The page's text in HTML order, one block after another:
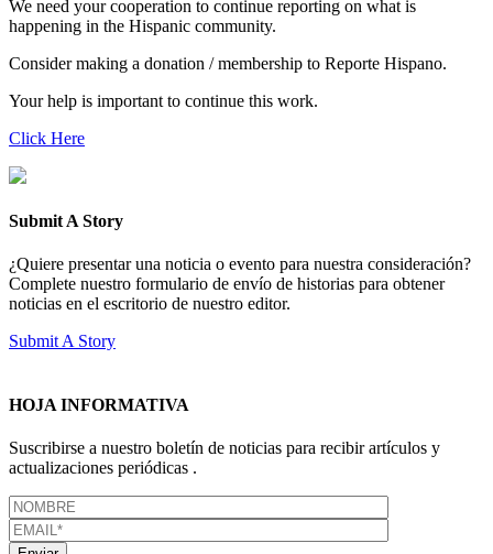
We need your cooperation to continue reporting on what is
happening in the Hispanic community.
Consider making a donation / membership to Reporte Hispano.
Your help is important to continue this work.
Click Here
Submit A Story
¿Quiere presentar una noticia o evento para nuestra consideración?
Complete nuestro formulario de envío de historias para obtener
noticias en el escritorio de nuestro editor.
Submit A Story
HOJA INFORMATIVA
Suscribirse a nuestro boletín de noticias para recibir artículos y
actualizaciones periódicas .